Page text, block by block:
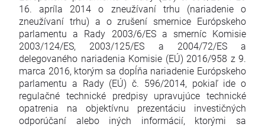
16. apríla 2014 o zneužívaní trhu (nariadenie o
zneužívaní trhu) a o zrušení smernice Európskeho
parlamentu a Rady 2003/6/ES a smerníc Komisie
2003/124/ES, 2003/125/ES a 2004/72/ES a
delegovaného nariadenia Komisie (EÚ) 2016/958 z 9.
marca 2016, ktorým sa dopĺňa nariadenie Európskeho
parlamentu a Rady (EÚ) č. 596/2014, pokiaľ ide o
regulačné technické predpisy upravujúce technické
opatrenia na objektívnu prezentáciu investičných
odporúčaní alebo iných informácií, ktorými sa